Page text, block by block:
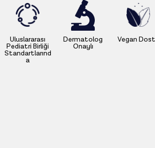
Uluslararası
Pediatri Birliği
Standartlarınd
a
Dermatolog
Onaylı
Vegan